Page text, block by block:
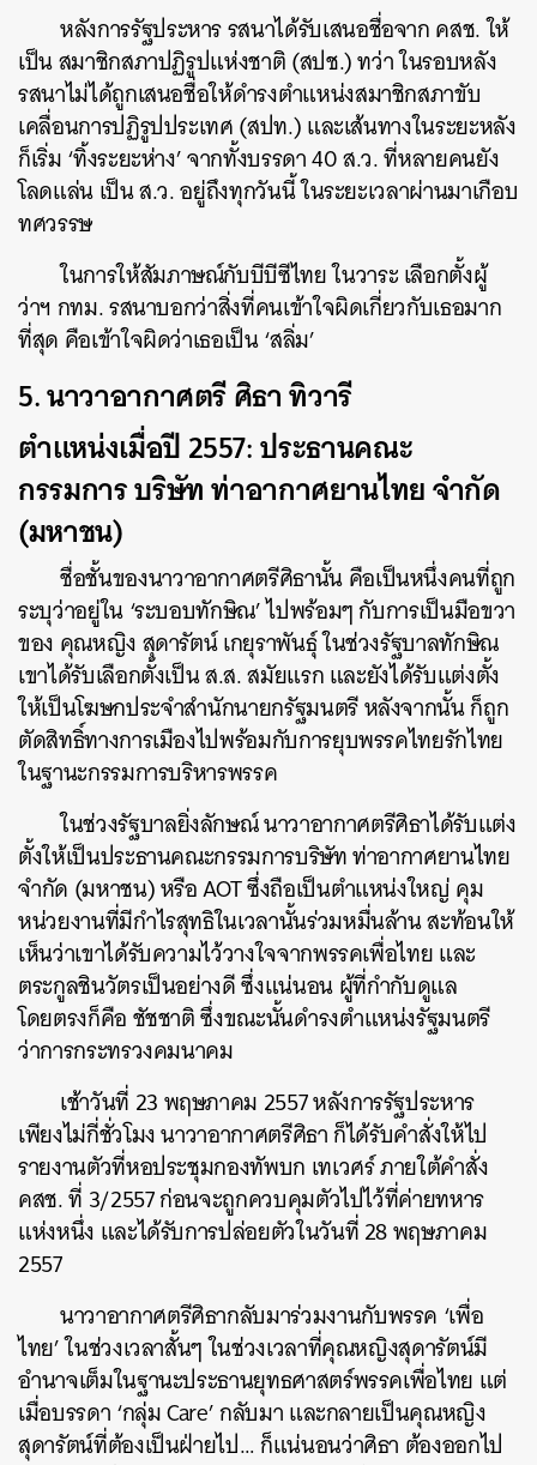
หลังการรัฐประหาร รสนาได้รับเสนอชื่อจาก คสช. ให้
เป็น สมาชิกสภาปฏิรูปแห่งชาติ (สปช.) ทว่า ในรอบหลัง
รสนาไม่ได้ถูกเสนอชื่อให้ดำรงตำแหน่งสมาชิกสภาขับ
เคลื่อนการปฏิรูปประเทศ (สปท.) และเส้นทางในระยะหลัง
ก็เริ่ม ‘ทิ้งระยะห่าง’ จากทั้งบรรดา 40 ส.ว. ที่หลายคนยัง
โลดแล่น เป็น ส.ว. อยู่ถึงทุกวันนี้ ในระยะเวลาผ่านมาเกือบ
ทศวรรษ
ในการให้สัมภาษณ์กับบีบีซีไทย ในวาระ เลือกตั้งผู้
ว่าฯ กทม. รสนาบอกว่าสิ่งที่คนเข้าใจผิดเกี่ยวกับเธอมาก
ที่สุด คือเข้าใจผิดว่าเธอเป็น ‘สลิ่ม’
5. นาวาอากาศตรี ศิธา ทิวารี
ตำแหน่งเมื่อปี 2557: ประธานคณะ
กรรมการ บริษัท ท่าอากาศยานไทย จำกัด
(มหาชน)
ชื่อชั้นของนาวาอากาศตรีศิธานั้น คือเป็นหนึ่งคนที่ถูก
ระบุว่าอยู่ใน ‘ระบอบทักษิณ’ ไปพร้อมๆ กับการเป็นมือขวา
ของ คุณหญิง สุดารัตน์ เกยุราพันธุ์ ในช่วงรัฐบาลทักษิณ
เขาได้รับเลือกตั้งเป็น ส.ส. สมัยแรก และยังได้รับแต่งตั้ง
ให้เป็นโฆษกประจำสำนักนายกรัฐมนตรี หลังจากนั้น ก็ถูก
ตัดสิทธิ์ทางการเมืองไปพร้อมกับการยุบพรรคไทยรักไทย
ในฐานะกรรมการบริหารพรรค
ในช่วงรัฐบาลยิ่งลักษณ์ นาวาอากาศตรีศิธาได้รับแต่ง
ตั้งให้เป็นประธานคณะกรรมการบริษัท ท่าอากาศยานไทย
จำกัด (มหาชน) หรือ AOT ซึ่งถือเป็นตำแหน่งใหญ่ คุม
หน่วยงานที่มีกำไรสุทธิในเวลานั้นร่วมหมื่นล้าน สะท้อนให้
เห็นว่าเขาได้รับความไว้วางใจจากพรรคเพื่อไทย และ
ตระกูลชินวัตรเป็นอย่างดี ซึ่งแน่นอน ผู้ที่กำกับดูแล
โดยตรงก็คือ ชัชชาติ ซึ่งขณะนั้นดำรงตำแหน่งรัฐมนตรี
ว่าการกระทรวงคมนาคม
เช้าวันที่ 23 พฤษภาคม 2557 หลังการรัฐประหาร
เพียงไม่กี่ชั่วโมง นาวาอากาศตรีศิธา ก็ได้รับคำสั่งให้ไป
รายงานตัวที่หอประชุมกองทัพบก เทเวศร์ ภายใต้คำสั่ง
คสช. ที่ 3/2557 ก่อนจะถูกควบคุมตัวไปไว้ที่ค่ายทหาร
แห่งหนึ่ง และได้รับการปล่อยตัวในวันที่ 28 พฤษภาคม
2557
นาวาอากาศตรีศิธากลับมาร่วมงานกับพรรค ‘เพื่อ
ไทย’ ในช่วงเวลาสั้นๆ ในช่วงเวลาที่คุณหญิงสุดารัตน์มี
อำนาจเต็มในฐานะประธานยุทธศาสตร์พรรคเพื่อไทย แต่
เมื่อบรรดา ‘กลุ่ม Care’ กลับมา และกลายเป็นคุณหญิง
สุดารัตน์ที่ต้องเป็นฝ่ายไป… ก็แน่นอนว่าศิธา ต้องออกไป